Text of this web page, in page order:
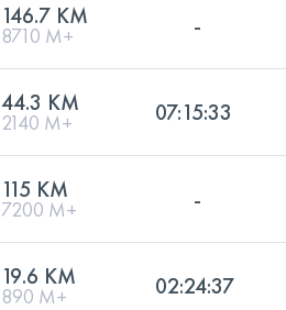
146.7 KM
8710 M+ -
44.3 KM
2140 M+ 07:15:33
115 KM
7200 M+ -
19.6 KM
890 M+ 02:24:37